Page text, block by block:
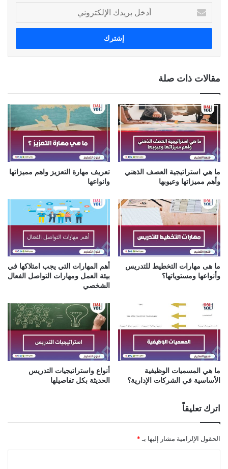
خ
ب
د
ك
ا
ل
إ
ت
و
ي
مقالات ذات صلة
ما هي استراتيجية العصف الذهني
وأهم مميزاتها وعيوبها
تعريف مهارة التعزيز واهم مميزاتها
وانواعها
ما هى مهارات التخطيط للتدريس
وأنواعها ومستوياتها؟
أهم المهارات التي يجب امتلاكها في
بيئة العمل ومهارات التواصل الفعال
الشخصي
ما هي المسميات الوظيفية
الأساسية في الشركات الإدارية؟
أنواع واستراتيجيات التدريس
الحديثة بكل تفاصيلها
اترك تعليقاً
الحقول الإلزامية مشار إليها بـ *